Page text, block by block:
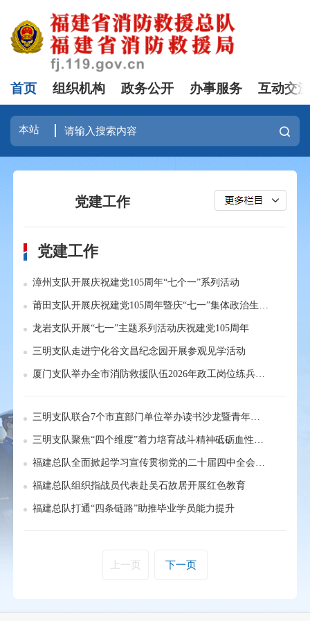
首页 组织机构 政务公开 办事服务 互动交
党建工作
党建工作
漳州支队开展庆祝建党105周年“七个一”系列活动
莆田支队开展庆祝建党105周年暨庆“七一”集体政治生日活动
龙岩支队开展“七一”主题系列活动庆祝建党105周年
三明支队走进宁化谷文昌纪念园开展参观见学活动
三明支队联合7个市直部门单位举办读书沙龙暨青年理论学习小组活动
三明支队聚焦“四个维度”着力培育战斗精神砥砺血性胆气
福建总队组织指战员代表赴吴石故居开展红色教育
福建总队打通“四条链路”助推毕业学员能力提升
上一页 下一页